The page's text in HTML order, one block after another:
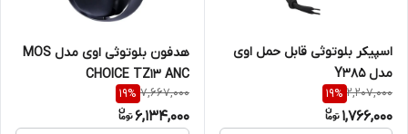
اسپیکر بلوتوثی قابل حمل اوی
مدل Y385
2,207,000
19%
1,766,000
هدفون بلوتوثی اوی مدل MOS
CHOICE TZ13 ANC
7,667,000
19%
6,134,000